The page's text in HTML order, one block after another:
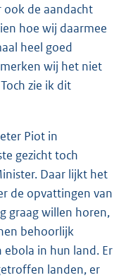
ook de aandacht
hoe wij daarmee
heel goed
wij het niet
zie ik dit
Piot in
gezicht toch
Daar lijkt het
de opvattingen van
graag willen horen,
behoorlijk
in hun land. Er
landen, er